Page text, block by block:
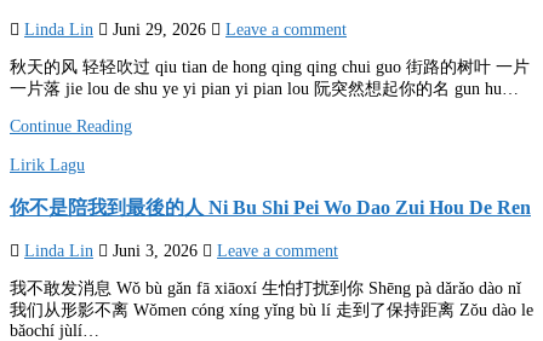
Linda Lin Juni 29, 2026 Leave a comment
秋天的风 轻轻吹过 qiu tian de hong qing qing chui guo 街路的树叶 一片
一片落 jie lou de shu ye yi pian yi pian lou 阮突然想起你的名 gun hu…
Continue Reading
Posted
Lirik Lagu
你不是陪我到最後的人 Ni Bu Shi Pei Wo Dao Zui Hou De Ren
Linda Lin Juni 3, 2026 Leave a comment
我不敢发消息 Wǒ bù gǎn fā xiāoxí 生怕打扰到你 Shēng pà dǎrǎo dào nǐ
我们从形影不离 Wǒmen cóng xíng yǐng bù lí 走到了保持距离 Zǒu dào le
bǎochí jùlí…